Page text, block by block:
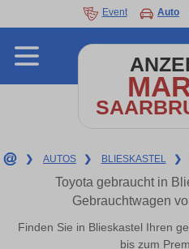
Event Auto
❯ AUTOS ❯ BLIESKASTEL ❯
Toyota gebraucht in
Gebrauchtwagen
Finden Sie in Blieskastel Ihren
bis zum